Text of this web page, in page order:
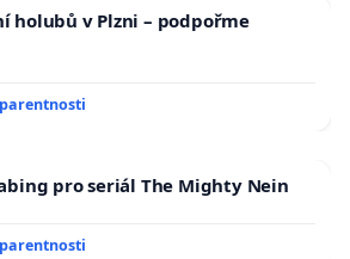
holubů v Plzni – podpořme
pro seriál The Mighty Nein